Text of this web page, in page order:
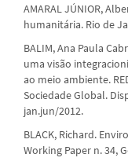
AMARAL JÚNIOR,
humanitária. Rio de
BALIM, Ana Paula
uma visão
ao meio ambiente.
Sociedade Global.
jan.jun/2012.
BLACK, Richard.
Working Paper n. 34,